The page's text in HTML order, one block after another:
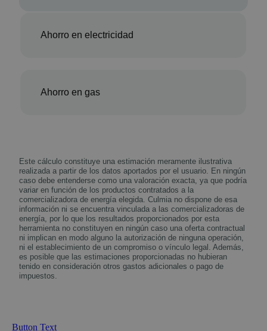
Ahorro en electricidad
Ahorro en gas
Este cálculo constituye una estimación meramente ilustrativa
realizada a partir de los datos aportados por el usuario. En ningún
caso debe entenderse como una valoración exacta, ya que podría
variar en función de los productos contratados a la
comercializadora de energía elegida. Culmia no dispone de esa
información ni se encuentra vinculada a las comercializadoras de
energía, por lo que los resultados proporcionados por esta
herramienta no constituyen en ningún caso una oferta contractual
ni implican en modo alguno la autorización de ninguna operación,
ni el establecimiento de un compromiso o vínculo legal. Además,
es posible que las estimaciones proporcionadas no hubieran
tenido en consideración otros gastos adicionales o pago de
impuestos.
Button Text